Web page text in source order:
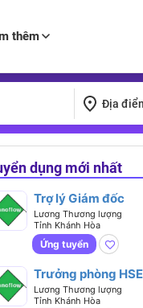
thêm
Địa
dụng mới nhất
Trợ lý Giám đốc
Lương Thương lượng
Tỉnh Khánh Hòa
Ứng tuyển
Trưởng phòng HSE
Lương Thương lượng
Tỉnh Khánh Hòa